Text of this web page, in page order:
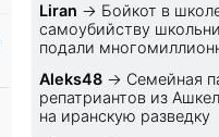
Liran → Бойкот в
самоубийству
подали
Aleks48 → Семейная
репатриантов из
на иранскую разведку